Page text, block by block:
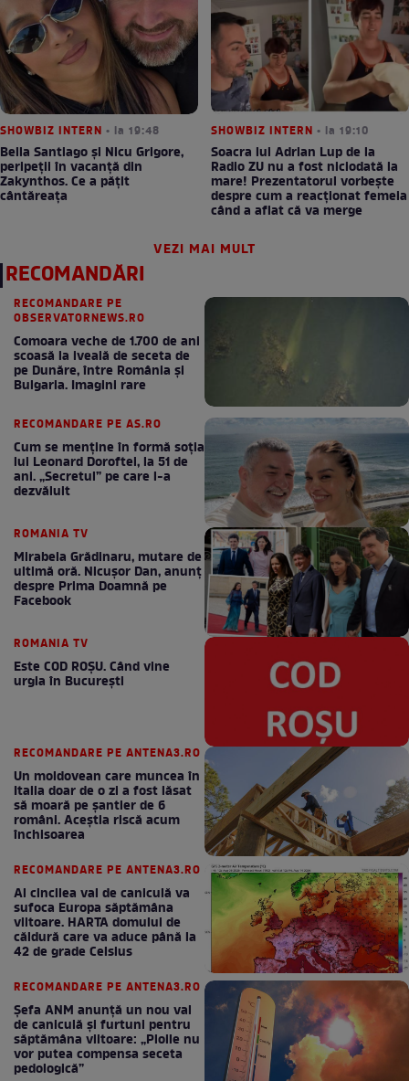
SHOWBIZ INTERN • la 19:48
Bella Santiago și Nicu Grigore,
peripeții în vacanță din
Zakynthos. Ce a pățit
cântăreața
SHOWBIZ INTERN • la 19:10
Soacra lui Adrian Lup de la
Radio ZU nu a fost niciodată la
mare! Prezentatorul vorbește
despre cum a reacționat femeia
când a aflat că va merge
VEZI MAI MULT
RECOMANDĂRI
RECOMANDARE PE
OBSERVATORNEWS.RO
Comoara veche de 1.700 de ani
scoasă la iveală de seceta de
pe Dunăre, între România şi
Bulgaria. Imagini rare
RECOMANDARE PE AS.RO
Cum se menţine în formă soţia
lui Leonard Doroftei, la 51 de
ani. „Secretul” pe care l-a
dezvăluit
ROMANIA TV
Mirabela Grădinaru, mutare de
ultimă oră. Nicuşor Dan, anunţ
despre Prima Doamnă pe
Facebook
ROMANIA TV
Este COD ROŞU. Când vine
urgia în Bucureşti
RECOMANDARE PE ANTENA3.RO
Un moldovean care muncea în
Italia doar de o zi a fost lăsat
să moară pe şantier de 6
români. Aceștia riscă acum
închisoarea
RECOMANDARE PE ANTENA3.RO
Al cincilea val de caniculă va
sufoca Europa săptămâna
viitoare. HARTA domului de
căldură care va aduce până la
42 de grade Celsius
RECOMANDARE PE ANTENA3.RO
Șefa ANM anunță un nou val
de caniculă și furtuni pentru
săptămâna viitoare: „Ploile nu
vor putea compensa seceta
pedologică”